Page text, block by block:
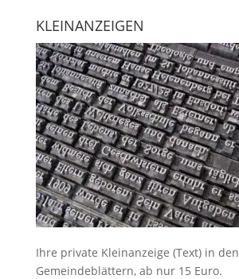
KLEINANZEIGEN
Ihre private Kleinanzeige (Text) in den
Gemeindeblättern, ab nur 15 Euro.